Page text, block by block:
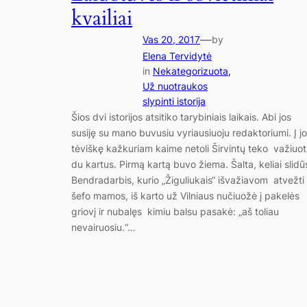
kvailiai
Vas 20, 2017—by
Elena Tervidytė
in Nekategorizuota
Už nuotraukos
slypinti istorija
Šios dvi istorijos atsitiko tarybiniais laikais. Abi jos
susiję su mano buvusiu vyriausiuoju redaktoriumi. Į jo
tėviškę kažkuriam kaime netoli Širvintų teko
du kartus. Pirmą kartą buvo žiema. Šalta, keliai
Bendradarbis, kurio „Žiguliukais“ išvažiavom atvežti
šefo mamos, iš karto už Vilniaus nučiuožė į pakelės
griovį ir nubalęs kimiu balsu pasakė: „aš toliau
nevairuosiu.“…